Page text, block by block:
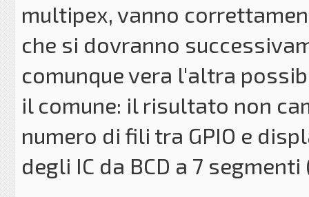
multipex, vanno
che si dovranno
comunque vera l'altra
il comune: il risultato non
numero di fili tra GPIO e
degli IC da BCD a 7